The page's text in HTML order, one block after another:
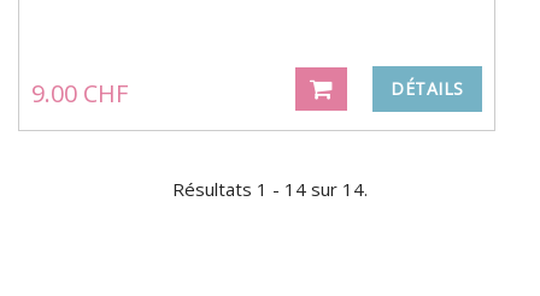
9.00 CHF DÉTAILS
Résultats 1 - 14 sur 14.